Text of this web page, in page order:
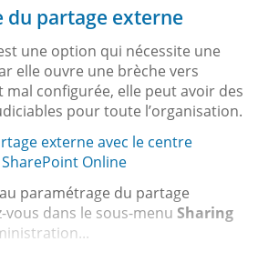
du partage externe
une option qui nécessite une
elle ouvre une brèche vers
mal configurée, elle peut avoir des
pour toute l’organisation.
externe avec le centre
Online
paramétrage du partage
vous dans le sous-menu Sharing